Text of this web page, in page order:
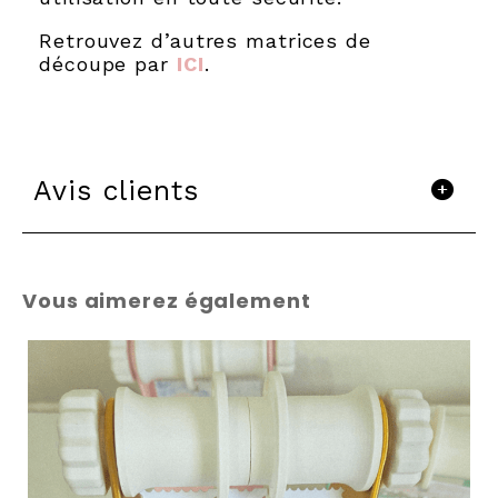
Retrouvez d’autres matrices de
découpe par ICI.
Avis clients
Vous aimerez également